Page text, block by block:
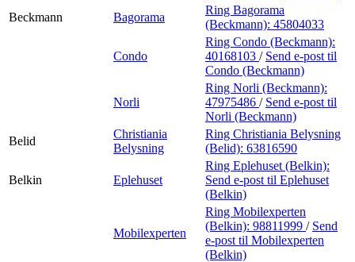
Beckmann
Bagorama
Ring Bagorama
(Beckmann): 45804033
Condo
Ring Condo (Beckmann):
40168103 / Send e-post til
Condo (Beckmann)
Norli
Ring Norli (Beckmann):
47975486 / Send e-post til
Norli (Beckmann)
Belid
Christiania
Belysning
Ring Christiania Belysning
(Belid): 63816590
Belkin Eplehuset
Ring Eplehuset (Belkin):
Send e-post til Eplehuset
(Belkin)
Mobilexperten
Ring Mobilexperten
(Belkin): 98811999 / Send
e-post til Mobilexperten
(Belkin)